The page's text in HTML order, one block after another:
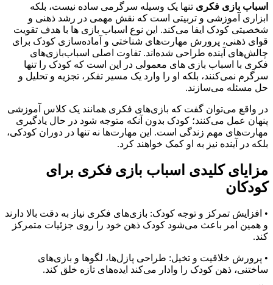
اسباب بازی فکری تنها یک وسیله سرگرمی ساده نیست، بلکه
ابزاری آموزشی و تربیتی است که نقش مهمی در رشد ذهنی و
شخصیتی کودک ایفا می‌کند. این نوع اسباب‌ بازی‌ ها با هدف تقویت
قوای ذهنی، پرورش مهارت‌های شناختی و آماده‌سازی کودک برای
چالش‌های آینده طراحی شده‌اند. تفاوت اصلی اسباب‌بازی‌های
فکری با اسباب ‌بازی‌ های معمولی در این است که کودک را تنها
سرگرم نمی‌کنند، بلکه او را وارد یک مسیر تفکر، تجزیه و تحلیل و
حل مسئله می‌سازند.
در واقع می‌توان گفت که بازی‌های فکری همانند یک کلاس آموزشی
پنهان عمل می‌کنند؛ کودک بدون آنکه متوجه شود در حال یادگیری
مهارت‌های مهم زندگی است. این مهارت‌ها نه تنها در دوران کودکی،
بلکه در آینده نیز به او کمک خواهند کرد.
مزایای کلیدی اسباب بازی فکری برای
کودکان
• افزایش تمرکز و توجه کودک: بازی‌های فکری نیاز به دقت بالا دارند
و همین امر باعث می‌شود کودک ذهن خود را روی جزئیات متمرکز
کند.
• پرورش خلاقیت و تخیل: طراحی پازل‌ها، لگوها و بازی‌های
ساختنی، ذهن کودک را وادار می‌کند ایده‌های تازه خلق کند.